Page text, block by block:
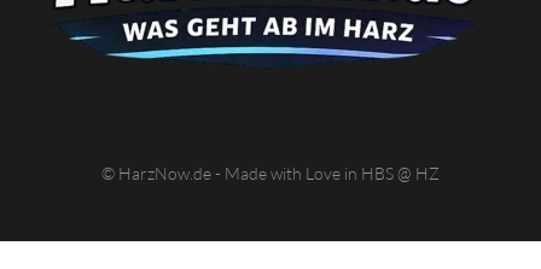
© HarzNow.de - Made with Love in HBS @ HZ